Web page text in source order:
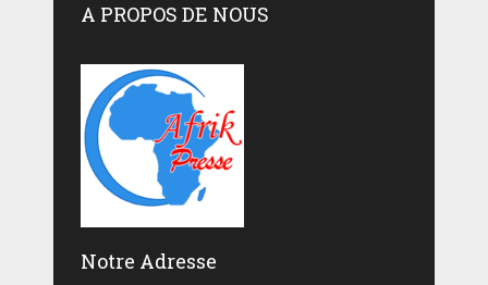
A PROPOS DE NOUS
Notre Adresse